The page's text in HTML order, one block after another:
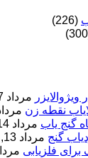
(226)
مرداد 17, 1405
نقطه زن مرداد 15,
گنج یاب مرداد 14, 1405
گنج مرداد 13, 1405
برای فلزیابی مرداد 12,